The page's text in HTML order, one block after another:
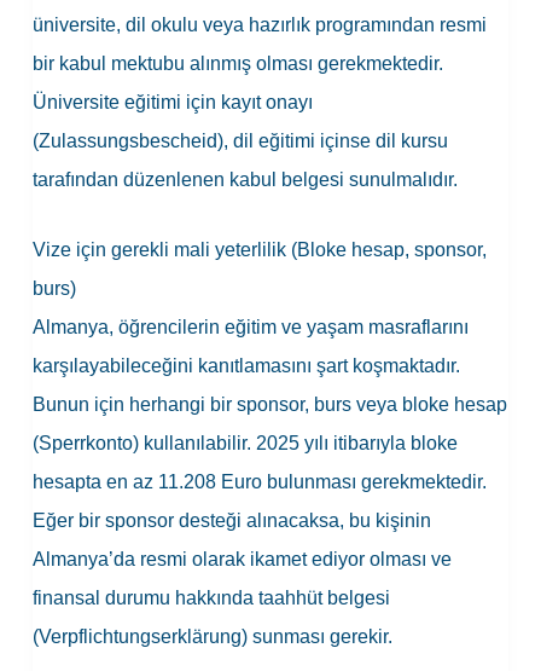
üniversite, dil okulu veya hazırlık programından resmi
bir kabul mektubu alınmış olması gerekmektedir.
Üniversite eğitimi için kayıt onayı
(Zulassungsbescheid), dil eğitimi içinse dil kursu
tarafından düzenlenen kabul belgesi sunulmalıdır.
Vize için gerekli mali yeterlilik (Bloke hesap, sponsor,
burs)
Almanya, öğrencilerin eğitim ve yaşam masraflarını
karşılayabileceğini kanıtlamasını şart koşmaktadır.
Bunun için herhangi bir sponsor, burs veya bloke hesap
(Sperrkonto) kullanılabilir. 2025 yılı itibarıyla bloke
hesapta en az 11.208 Euro bulunması gerekmektedir.
Eğer bir sponsor desteği alınacaksa, bu kişinin
Almanya’da resmi olarak ikamet ediyor olması ve
finansal durumu hakkında taahhüt belgesi
(Verpflichtungserklärung) sunması gerekir.